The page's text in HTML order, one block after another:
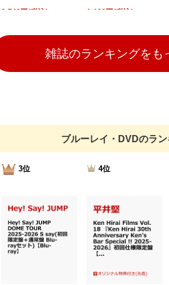
2,748円(税込) 1,180円(税込)
雑誌のランキングをも
ブルーレイ・DVDのラ
3位 4位